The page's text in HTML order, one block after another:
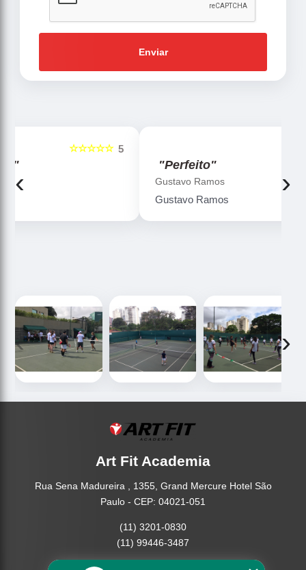
Enviar
‹ ›
‹ ›
Art Fit Academia
Rua Sena Madureira , 1355, Grand Mercure Hotel São
Paulo - CEP: 04021-051
(11) 3201-0830
(11) 99446-3487